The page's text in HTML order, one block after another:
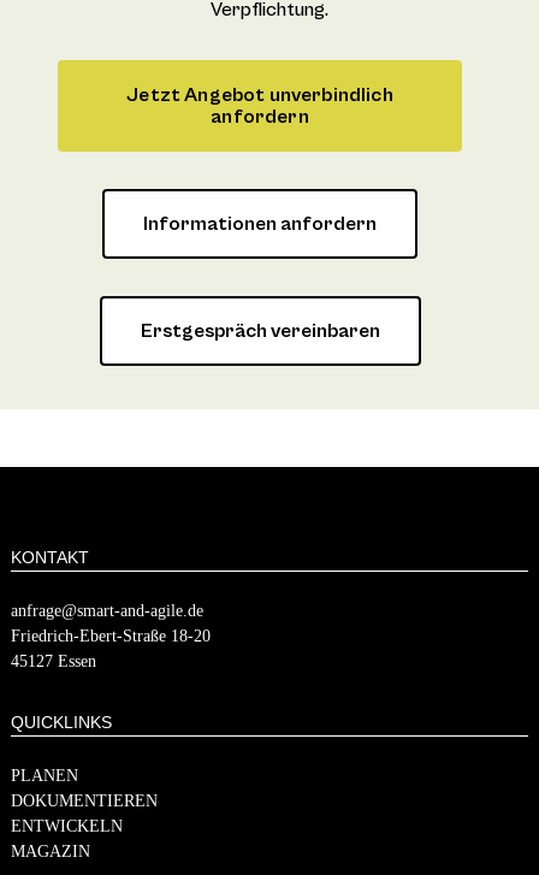
Verpflichtung.
Jetzt Angebot unverbindlich
anfordern
Informationen anfordern
Erstgespräch vereinbaren
KONTAKT
anfrage@smart-and-agile.de
​​Friedrich-Ebert-Straße 18-20
45127 Essen
QUICKLINKS
PLANEN
DOKUMENTIEREN
ENTWICKELN
MAGAZIN